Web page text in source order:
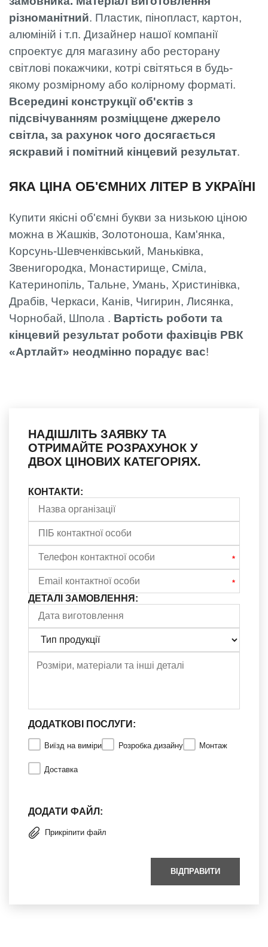
різноманітний. Пластик, пінопласт, картон,
алюміній і т.п. Дизайнер нашої компанії
спроектує для магазину або ресторану
світлові покажчики, котрі світяться в будь-
якому розмірному або колірному форматі.
Всередині конструкції об'єктів з
підсвічуванням розміцщене джерело
світла, за рахунок чого досягається
яскравий і помітний кінцевий результат.
ЯКА ЦІНА ОБ'ЄМНИХ ЛІТЕР В УКРАЇНІ
Купити якісні об'ємні букви за низькою ціною
можна в Жашків, Золотоноша, Кам'янка,
Корсунь-Шевченківський, Маньківка,
Звенигородка, Монастирище, Сміла,
Катеринопіль, Тальне, Умань, Христинівка,
Драбів, Черкаси, Канів, Чигирин, Лисянка,
Чорнобай, Шпола . Вартість роботи та
кінцевий результат роботи фахівців РВК
«Артлайт» неодмінно порадує вас!
НАДІШЛІТЬ ЗАЯВКУ ТА
ОТРИМАЙТЕ РОЗРАХУНОК У
ДВОХ ЦІНОВИХ КАТЕГОРІЯХ.
КОНТАКТИ:
ДЕТАЛІ ЗАМОВЛЕННЯ:
ДОДАТКОВІ ПОСЛУГИ:
Виїзд на виміри Розробка дизайну Монтаж
Доставка
ДОДАТИ ФАЙЛ:
Прикріпити файл
ВІДПРАВИТИ